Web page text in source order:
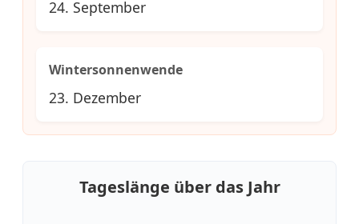
24. September
Wintersonnenwende
23. Dezember
Tageslänge über das Jahr